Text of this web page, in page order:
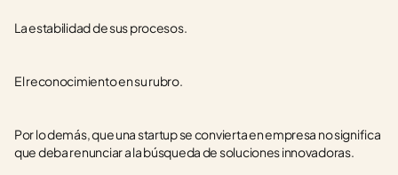
La estabilidad de sus procesos.
El reconocimiento en su rubro.
Por lo demás, que una startup se convierta en empresa no significa
que deba renunciar a la búsqueda de soluciones innovadoras.